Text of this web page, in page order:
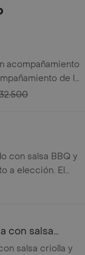
acompañamiento
de la
el que
con salsa BBQ y
a elección. El
la foto es
con salsa
salsa criolla y